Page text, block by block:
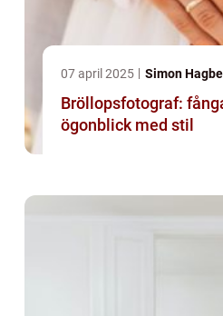
07 april 2025 Simon
Bröllopsfotograf:
ögonblick med stil